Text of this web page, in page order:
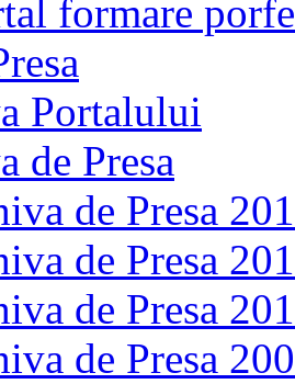
formare
Portalului
de Presa
de Presa
de Presa
de Presa
de Presa